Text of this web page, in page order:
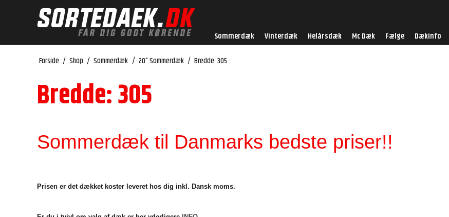
Sommerdæk Vinterdæk Helårsdæk Mc Dæk Fælge Dækinfo
Forside / Shop / Sommerdæk / 20" Sommerdæk / Bredde: 305
Bredde: 305
Sommerdæk til Danmarks bedste priser!!
Prisen er det dækket koster leveret hos dig inkl. Dansk moms.